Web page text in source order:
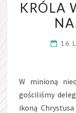
KRÓLA
16
W minioną
gościliśmy
ikoną